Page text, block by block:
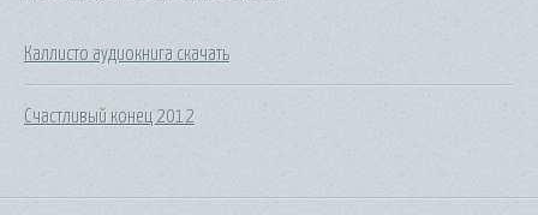
Каллисто аудиокнига скачать
Счастливый конец 2012